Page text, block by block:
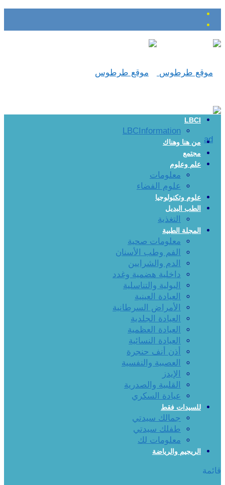
LBCI
LBCInformation
من هنا وهناك
مجتمع
علم وعلوم
معلومات
علوم الفضاء
علوم وتكنولوجيا
الطب البديل
التغذية
المجلة الطبية
معلومات صحية
الفم وطب الأسنان
الدم والشرايين
داخلية هضمية وغدد
البولية والتناسلية
العيادة العينية
الأمراض السرطانية
العيادة الجلدية
العيادة العظمية
العيادة النسائية
أذن أنف حنجرة
العصبية والنفسية
الإيدز
القلبية والصدرية
عيادة السكري
للسيدات فقط
جمالك سيدتي
طفلك سيدتي
معلومات لك
الريجيم والرياضة
قائمة